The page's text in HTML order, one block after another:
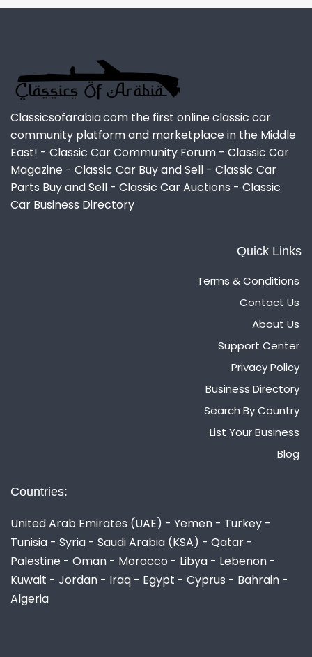
Classicsofarabia.com the first online classic car
community platform and marketplace in the Middle
East! - Classic Car Community Forum - Classic Car
Magazine - Classic Car Buy and Sell - Classic Car
Parts Buy and Sell - Classic Car Auctions - Classic
Car Business Directory
Quick Links
Terms & Conditions
Contact Us
About Us
Support Center
Privacy Policy
Business Directory
Search By Country
List Your Business
Blog
Countries:
United Arab Emirates (UAE) - Yemen - Turkey -
Tunisia - Syria - Saudi Arabia (KSA) - Qatar -
Palestine - Oman - Morocco - Libya - Lebenon -
Kuwait - Jordan - Iraq - Egypt - Cyprus - Bahrain -
Algeria